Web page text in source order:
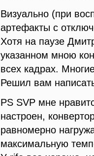
Визуально (при
артефакты с
Хотя на паузе
указанном мною
всех кадрах.
Решил вам
PS SVP мне
настроен,
равномерно
максимальную